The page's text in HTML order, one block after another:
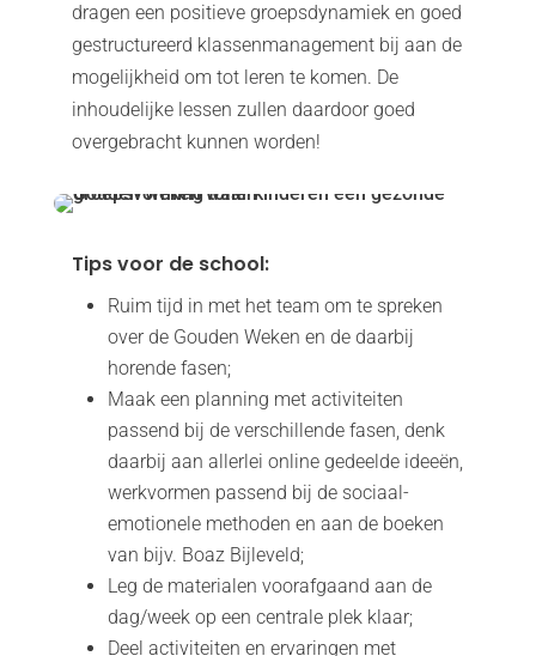
dragen een positieve groepsdynamiek en goed
gestructureerd klassenmanagement bij aan de
mogelijkheid om tot leren te komen. De
inhoudelijke lessen zullen daardoor goed
overgebracht kunnen worden!
Tips voor de school:
Ruim tijd in met het team om te spreken
over de Gouden Weken en de daarbij
horende fasen;
Maak een planning met activiteiten
passend bij de verschillende fasen, denk
daarbij aan allerlei online gedeelde ideeën,
werkvormen passend bij de sociaal-
emotionele methoden en aan de boeken
van bijv. Boaz Bijleveld;
Leg de materialen voorafgaand aan de
dag/week op een centrale plek klaar;
Deel activiteiten en ervaringen met